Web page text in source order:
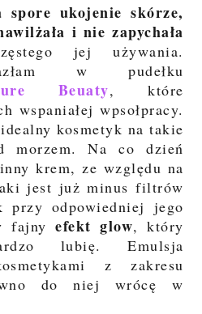
spore ukojenie skórze,
i nie zapychała
jej używania.
w pudełku
Beuaty, które
wspaniałej wpsołpracy.
kosmetyk na takie
morzem. Na co dzień
krem, ze względu na
jest już minus filtrów
przy odpowiedniej jego
fajnyefekt glow, który
lubię. Emulsja
z zakresu
do niej wrócę w